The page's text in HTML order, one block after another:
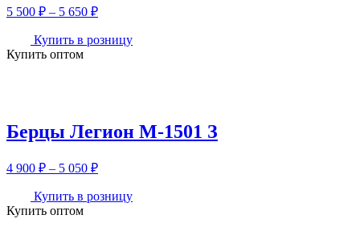
5 500 ₽ – 5 650 ₽Диапазон
5
Купить в розницу
Купить оптом
Берцы Легион М-1501 З
4 900 ₽ – 5 050 ₽Диапазон
4
Купить в розницу
Купить оптом